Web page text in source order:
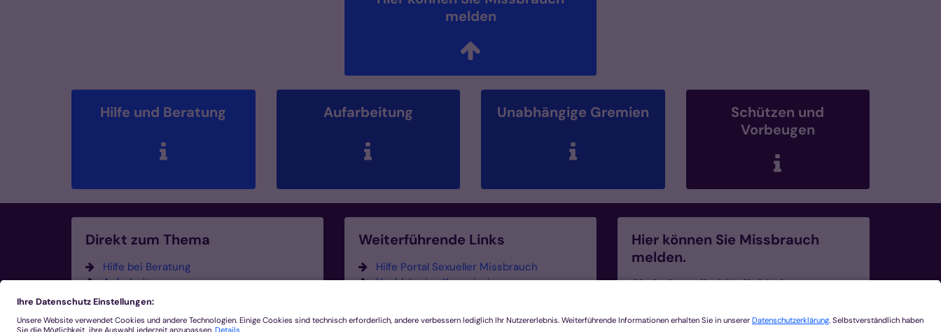
melden
Hilfe und Beratung Aufarbeitung Unabhängige Gremien
Schützen und
Vorbeugen
Direkt zum Thema
Hilfe bei Beratung
Aufarbeitung
Unabhängige Gremien
FAQ
Weiterführende Links
Hilfe Portal Sexueller Missbrauch
Unabhängige Kommission zur
Unabhängige Kommission für
Hier können Sie Missbrauch
melden.
Sie haben die Möglichkeit,
Verdachtsmomente zu melden.